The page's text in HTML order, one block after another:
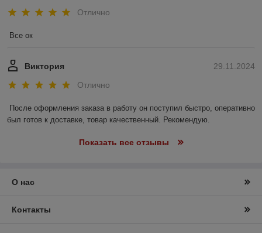
Отлично
Все ок
29.11.2024
Виктория
Отлично
После оформления заказа в работу он поступил быстро, оперативно
был готов к доставке, товар качественный. Рекомендую.
Показать все отзывы
О нас
Контакты